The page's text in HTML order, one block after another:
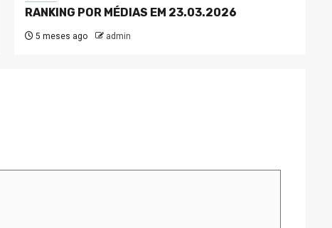
RANKING POR MÉDIAS EM 23.03.2026
5 meses ago admin